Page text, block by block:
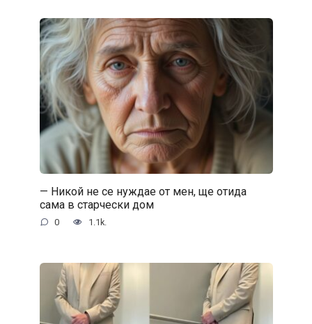
— Никой не се нуждае от мен, ще отида
сама в старчески дом
0 1.1k.